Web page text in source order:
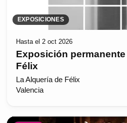
EXPOSICIONES
Hasta el 2 oct 2026
Exposición
Félix
La Alquería de Félix
Valencia